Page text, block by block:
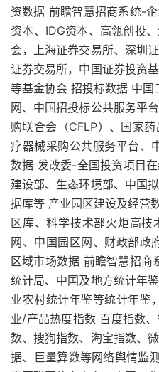
资数据 前瞻智慧招商系统-
资本、IDG资本、高瓴创投
会，上海证券交易所、深圳
证券交易所，中国证券投资
等基金协会 招投标数据 中
网、中国招投标公共服务平
购联合会（CFLP）、国家
疗器械采购公共服务平台、
数据 发改委-全国投资项目
建设部、生态环境部、中国
据库等 产业园区建设及经营
区库、科学技术部火炬高
网、中国园区网、财政部政
区域市场数据 前瞻智慧招商
统计局、中国及地方统计年
业农村统计年鉴等统计年鉴
业/产品热度指数 百度指数
数、搜狗指数、淘宝指数、
据、巨量算数等网络舆情监